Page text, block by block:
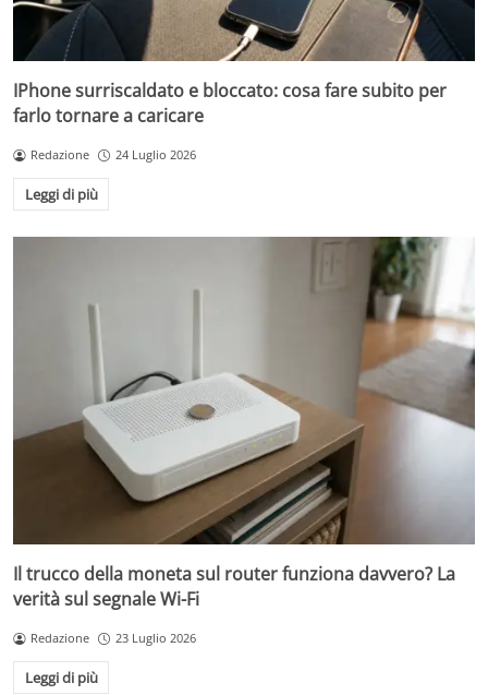
IPhone surriscaldato e bloccato: cosa fare subito per
farlo tornare a caricare
Redazione 24 Luglio 2026
Leggi di più
Il trucco della moneta sul router funziona davvero? La
verità sul segnale Wi-Fi
Redazione 23 Luglio 2026
Leggi di più